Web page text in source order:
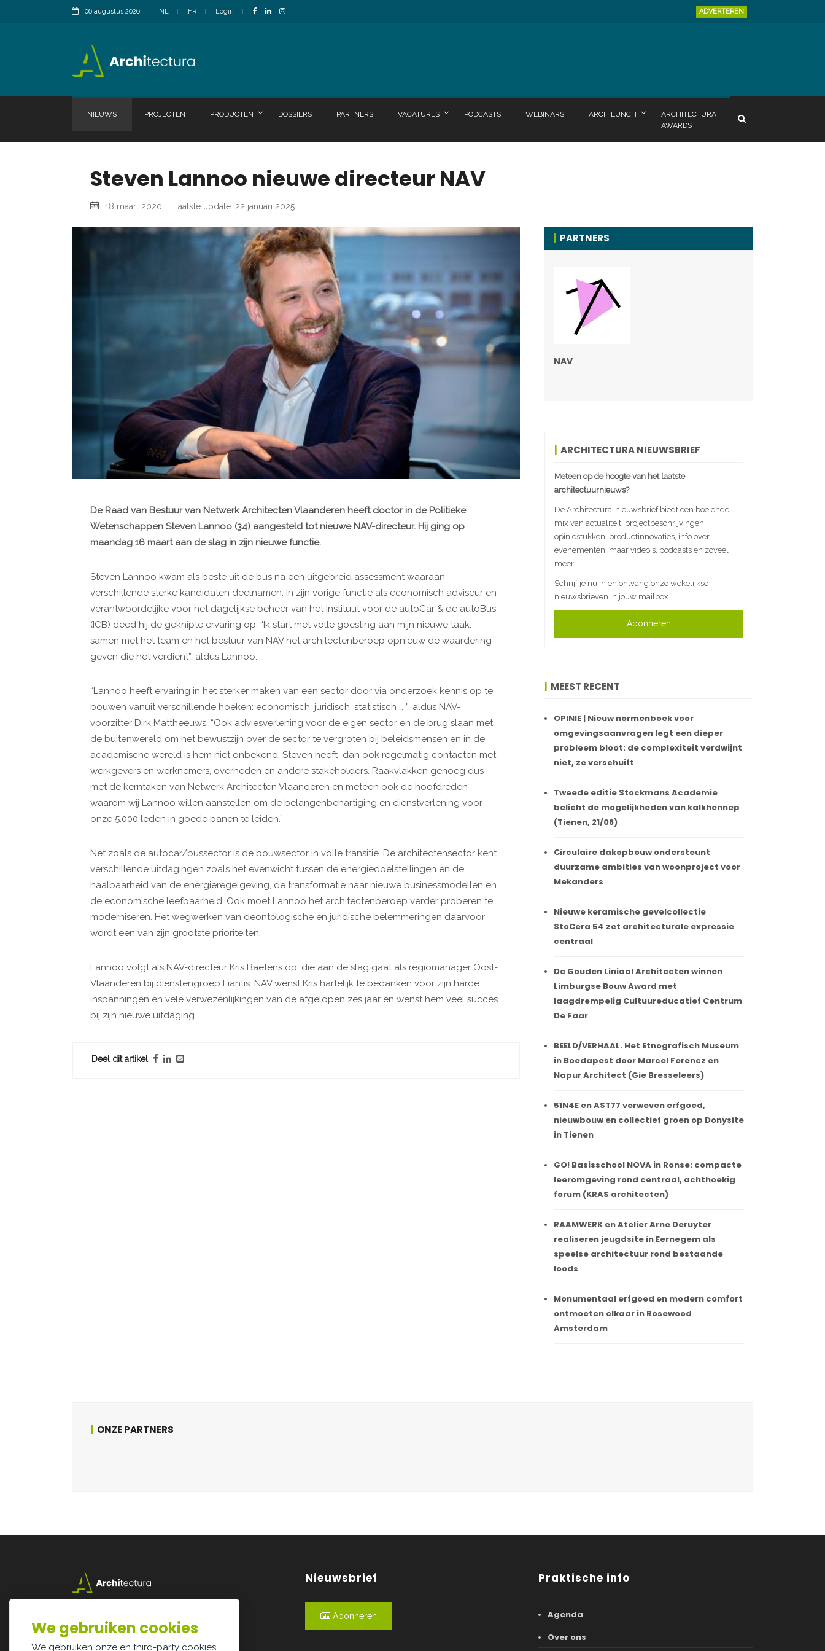
06 augustus 2026 NL FR Login ADVERTEREN
NIEUWS PROJECTEN PRODUCTEN DOSSIERS PARTNERS VACATURES PODCASTS WEBINARS ARCHILUNCH
ARCHITECTURA
AWARDS
Steven Lannoo nieuwe directeur NAV
18 maart 2020 Laatste update: 22 januari 2025
De Raad van Bestuur van Netwerk Architecten Vlaanderen heeft doctor in de Politieke
Wetenschappen Steven Lannoo (34) aangesteld tot nieuwe NAV-directeur. Hij ging op
maandag 16 maart aan de slag in zijn nieuwe functie.
Steven Lannoo kwam als beste uit de bus na een uitgebreid assessment waaraan
verschillende sterke kandidaten deelnamen. In zijn vorige functie als economisch adviseur en
verantwoordelijke voor het dagelijkse beheer van het Instituut voor de autoCar & de autoBus
(ICB) deed hij de geknipte ervaring op. “Ik start met volle goesting aan mijn nieuwe taak:
samen met het team en het bestuur van NAV het architectenberoep opnieuw de waardering
geven die het verdient”, aldus Lannoo.
“Lannoo heeft ervaring in het sterker maken van een sector door via onderzoek kennis op te
bouwen vanuit verschillende hoeken: economisch, juridisch, statistisch … ”, aldus NAV-
voorzitter Dirk Mattheeuws. “Ook adviesverlening voor de eigen sector en de brug slaan met
de buitenwereld om het bewustzijn over de sector te vergroten bij beleidsmensen en in de
academische wereld is hem niet onbekend. Steven heeft dan ook regelmatig contacten met
werkgevers en werknemers, overheden en andere stakeholders. Raakvlakken genoeg dus
met de kerntaken van Netwerk Architecten Vlaanderen en meteen ook de hoofdreden
waarom wij Lannoo willen aanstellen om de belangenbehartiging en dienstverlening voor
onze 5.000 leden in goede banen te leiden.”
Net zoals de autocar/bussector is de bouwsector in volle transitie. De architectensector kent
verschillende uitdagingen zoals het evenwicht tussen de energiedoelstellingen en de
haalbaarheid van de energieregelgeving, de transformatie naar nieuwe businessmodellen en
de economische leefbaarheid. Ook moet Lannoo het architectenberoep verder proberen te
moderniseren. Het wegwerken van deontologische en juridische belemmeringen daarvoor
wordt een van zijn grootste prioriteiten.
Lannoo volgt als NAV-directeur Kris Baetens op, die aan de slag gaat als regiomanager Oost-
Vlaanderen bij dienstengroep Liantis. NAV wenst Kris hartelijk te bedanken voor zijn harde
inspanningen en vele verwezenlijkingen van de afgelopen zes jaar en wenst hem veel succes
bij zijn nieuwe uitdaging.
Deel dit artikel
PARTNERS
NAV
ARCHITECTURA NIEUWSBRIEF
Meteen op de hoogte van het laatste
architectuurnieuws?
De Architectura-nieuwsbrief biedt een boeiende
mix van actualiteit, projectbeschrijvingen,
opiniestukken, productinnovaties, info over
evenementen, maar video's, podcasts en zoveel
meer.
Schrijf je nu in en ontvang onze wekelijkse
nieuwsbrieven in jouw mailbox.
Abonneren
MEEST RECENT
OPINIE | Nieuw normenboek voor
omgevingsaanvragen legt een dieper
probleem bloot: de complexiteit verdwijnt
niet, ze verschuift
Tweede editie Stockmans Academie
belicht de mogelijkheden van kalkhennep
(Tienen, 21/08)
Circulaire dakopbouw ondersteunt
duurzame ambities van woonproject voor
Mekanders
Nieuwe keramische gevelcollectie
StoCera 54 zet architecturale expressie
centraal
De Gouden Liniaal Architecten winnen
Limburgse Bouw Award met
laagdrempelig Cultuureducatief Centrum
De Faar
BEELD/VERHAAL. Het Etnografisch Museum
in Boedapest door Marcel Ferencz en
Napur Architect (Gie Bresseleers)
51N4E en AST77 verweven erfgoed,
nieuwbouw en collectief groen op Donysite
in Tienen
GO! Basisschool NOVA in Ronse: compacte
leeromgeving rond centraal, achthoekig
forum (KRAS architecten)
RAAMWERK en Atelier Arne Deruyter
realiseren jeugdsite in Eernegem als
speelse architectuur rond bestaande
loods
Monumentaal erfgoed en modern comfort
ontmoeten elkaar in Rosewood
Amsterdam
ONZE PARTNERS
3500 Hasselt
info@architectura.be
Nieuwsbrief
Abonneren
Praktische info
Agenda
Over ons
We gebruiken cookies
We gebruiken onze en third-party cookies